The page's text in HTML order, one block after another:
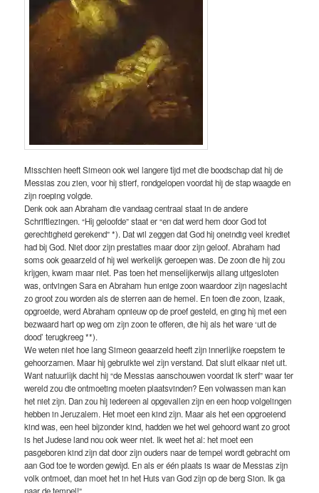
Misschien heeft Simeon ook wel langere tijd met die boodschap dat hij de
Messias zou zien, voor hij stierf, rondgelopen voordat hij de stap waagde en
zijn roeping volgde.
Denk ook aan Abraham die vandaag centraal staat in de andere
Schriftlezingen. “Hij geloofde” staat er “en dat werd hem door God tot
gerechtigheid gerekend” *). Dat wil zeggen dat God hij oneindig veel krediet
had bij God. Niet door zijn prestaties maar door zijn geloof. Abraham had
soms ook geaarzeld of hij wel werkelijk geroepen was. De zoon die hij zou
krijgen, kwam maar niet. Pas toen het menselijkerwijs allang uitgesloten
was, ontvingen Sara en Abraham hun enige zoon waardoor zijn nageslacht
zo groot zou worden als de sterren aan de hemel. En toen die zoon, Izaak,
opgroeide, werd Abraham opnieuw op de proef gesteld, en ging hij met een
bezwaard hart op weg om zijn zoon te offeren, die hij als het ware ‘uit de
dood’ terugkreeg **).
We weten niet hoe lang Simeon geaarzeld heeft zijn innerlijke roepstem te
gehoorzamen. Maar hij gebruikte wel zijn verstand. Dat sluit elkaar niet uit.
Want natuurlijk dacht hij “de Messias aanschouwen voordat ik sterf” waar ter
wereld zou die ontmoeting moeten plaatsvinden? Een volwassen man kan
het niet zijn. Dan zou hij iedereen al opgevallen zijn en een hoop volgelingen
hebben in Jeruzalem. Het moet een kind zijn. Maar als het een opgroeiend
kind was, een heel bijzonder kind, hadden we het wel gehoord want zo groot
is het Judese land nou ook weer niet. Ik weet het al: het moet een
pasgeboren kind zijn dat door zijn ouders naar de tempel wordt gebracht om
aan God toe te worden gewijd. En als er één plaats is waar de Messias zijn
volk ontmoet, dan moet het in het Huis van God zijn op de berg Sion. Ik ga
naar de tempel!”